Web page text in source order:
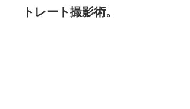
トレート撮影術。